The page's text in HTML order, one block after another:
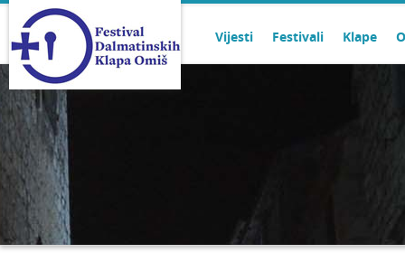
Vijesti Festivali Klape